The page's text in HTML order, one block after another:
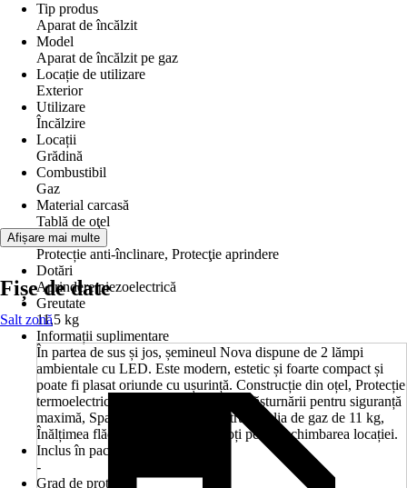
Tip produs
Aparat de încălzit
Model
Aparat de încălzit pe gaz
Locație de utilizare
Exterior
Utilizare
Încălzire
Locații
Grădină
Combustibil
Gaz
Material carcasă
Tablă de oţel
Funcţii
Protecție anti-înclinare, Protecţie aprindere
Dotări
Aprindere piezoelectrică
Greutate
11,5 kg
Informații suplimentare
În partea de sus și jos, șemineul Nova dispune de 2 lămpi
ambientale cu LED. Este modern, estetic și foarte compact și
poate fi plasat oriunde cu ușurință. Construcție din oțel, Protecție
termoelectrică împotriva aprinderii și răsturnării pentru siguranță
maximă, Spațiu de depozitare pentru butelia de gaz de 11 kg,
Înălțimea flăcării este reglabilă, Roți pentru schimbarea locației.
Inclus în pachetul livrat
-
Grad de protecție
Afișare mai multe
Fișe de date
Salt zonă